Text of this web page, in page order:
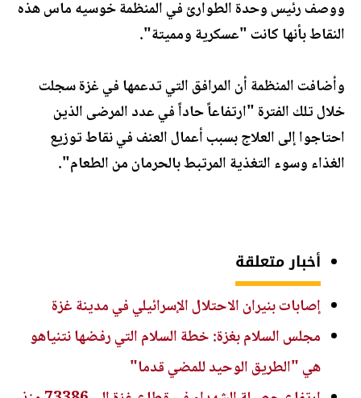
ووصف رئيس وحدة الطوارئ في المنظمة خوسيه ماس هذه
النقاط بأنها كانت "عسكرية ومميتة".
وأضافت المنظمة أن المرافق التي تدعمها في غزة سجلت
خلال تلك الفترة "ارتفاعاً حاداً في عدد المرضى الذين
احتاجوا إلى العلاج بسبب أعمال العنف في نقاط توزيع
الغذاء وسوء التغذية المرتبط بالحرمان من الطعام".
أخبار متعلقة
إصابات بنيران الاحتلال الإسرائيلي في مدينة غزة
مجلس السلام بغزة: خطة السلام التي رفضها نتنياهو
هي "الطريق الوحيد للمضي قدما"